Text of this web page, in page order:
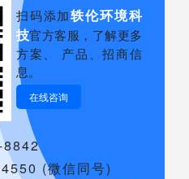
扫码添加轶伦环境科
技官方客服，了解更多
方案、 产品、招商信
息。
在线咨询
8842
(微信同号)